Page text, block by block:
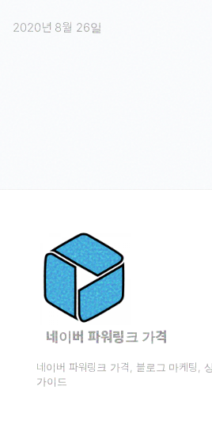
2020년 8월 26일
네이버 파워링크 가격
네이버 파워링크 가격, 블로그 마케팅,
가이드